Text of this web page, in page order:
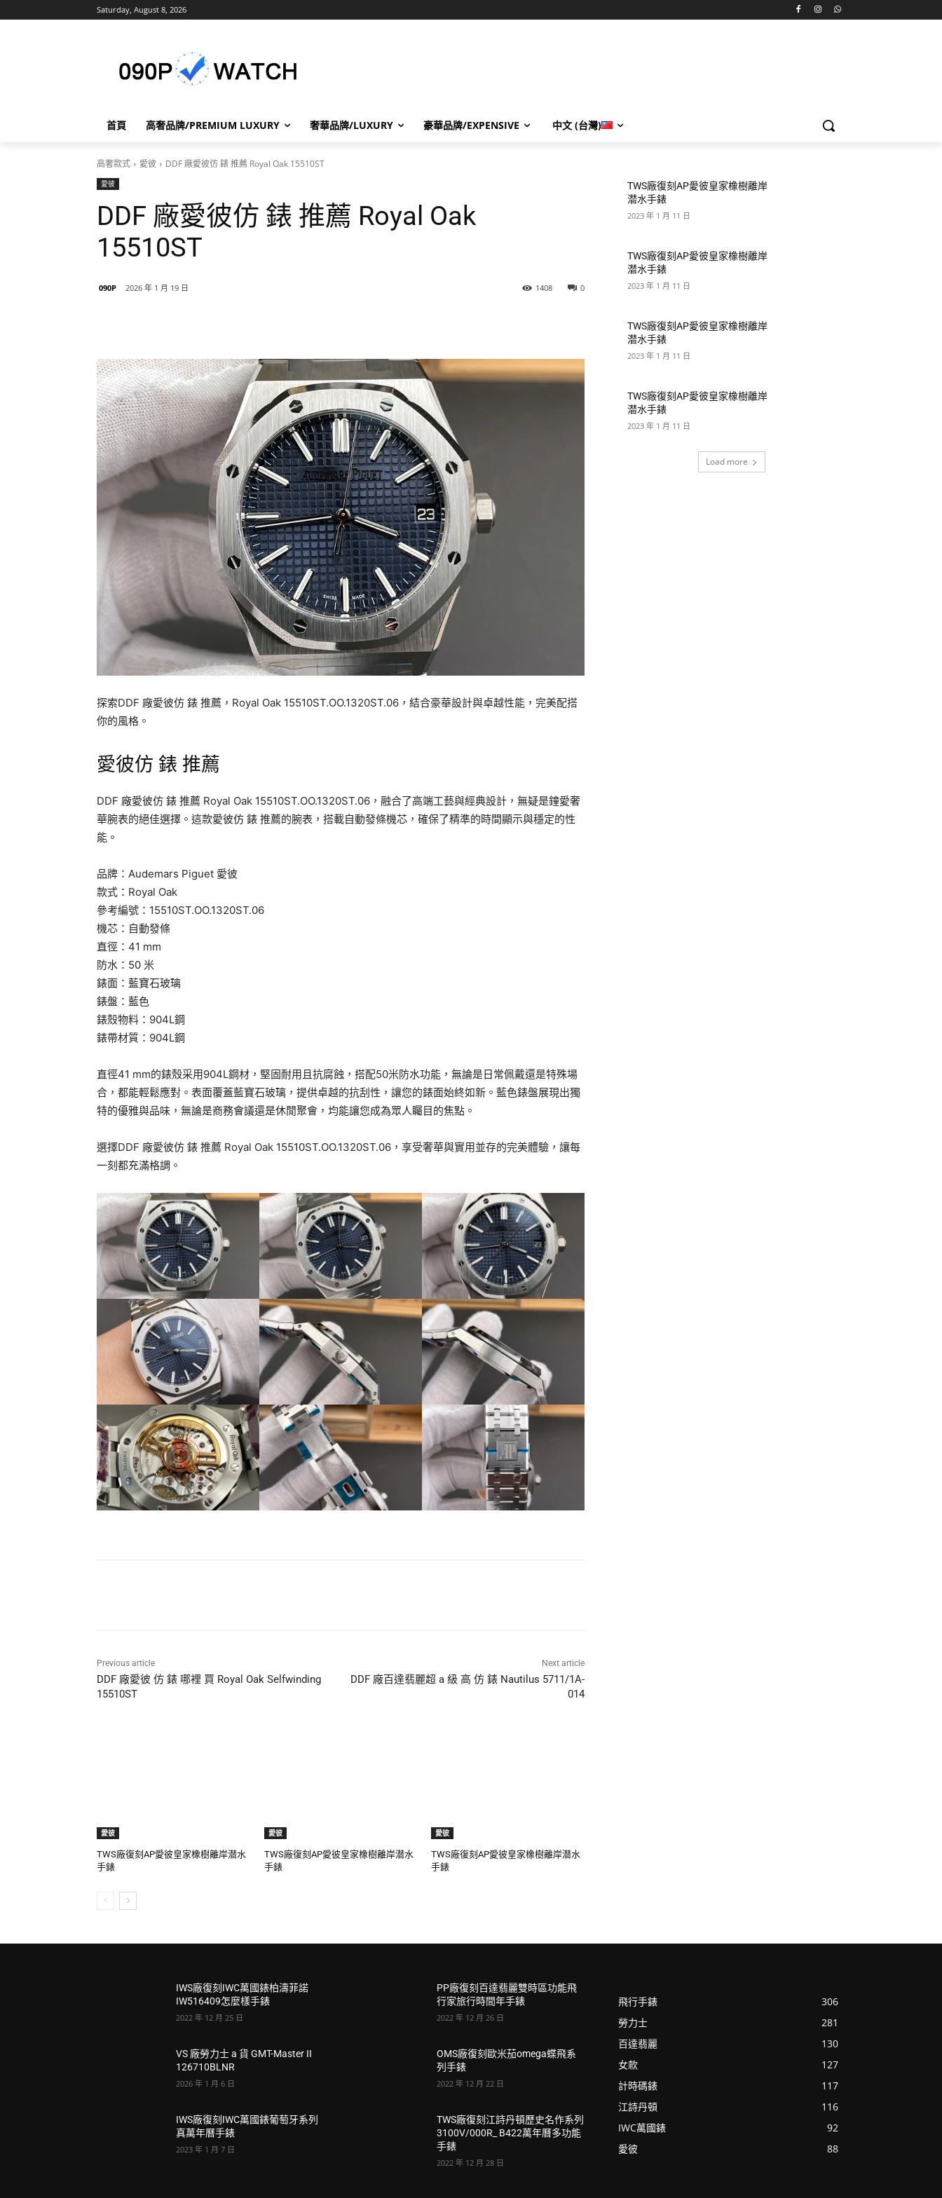
Saturday, August 8, 2026
首頁 高奢品牌/PREMIUM LUXURY 奢華品牌/LUXURY 豪華品牌/EXPENSIVE 中文 (台灣)
高奢款式 愛彼 DDF 廠愛彼仿 錶 推薦 Royal Oak 15510ST
愛彼
DDF 廠愛彼仿 錶 推薦 Royal Oak
15510ST
090P 2026 年 1 月 19 日 0
1408
探索DDF 廠愛彼仿 錶 推薦，Royal Oak 15510ST.OO.1320ST.06，結合豪華設計與卓越性能，完美配搭
你的風格。
愛彼仿 錶 推薦
DDF 廠愛彼仿 錶 推薦 Royal Oak 15510ST.OO.1320ST.06，融合了高端工藝與經典設計，無疑是鐘愛奢
華腕表的絕佳選擇。這款愛彼仿 錶 推薦的腕表，搭載自動發條機芯，確保了精準的時間顯示與穩定的性
能。
品牌：Audemars Piguet 愛彼
款式：Royal Oak
參考編號：15510ST.OO.1320ST.06
機芯：自動發條
直徑：41 mm
防水：50 米
錶面：藍寶石玻璃
錶盤：藍色
錶殼物料：904L鋼
錶帶材質：904L鋼
直徑41 mm的錶殼采用904L鋼材，堅固耐用且抗腐蝕，搭配50米防水功能，無論是日常佩戴還是特殊場
合，都能輕鬆應對。表面覆蓋藍寶石玻璃，提供卓越的抗刮性，讓您的錶面始終如新。藍色錶盤展現出獨
特的優雅與品味，無論是商務會議還是休閒聚會，均能讓您成為眾人矚目的焦點。
選擇DDF 廠愛彼仿 錶 推薦 Royal Oak 15510ST.OO.1320ST.06，享受奢華與實用並存的完美體驗，讓每
一刻都充滿格調。
Previous article
DDF 廠愛彼 仿 錶 哪裡 買 Royal Oak Selfwinding
15510ST
Next article
DDF 廠百達翡麗超 a 級 高 仿 錶 Nautilus 5711/1A-
014
愛彼
TWS廠復刻AP愛彼皇家橡樹離岸潜水
手錶
愛彼
TWS廠復刻AP愛彼皇家橡樹離岸潜水
手錶
愛彼
TWS廠復刻AP愛彼皇家橡樹離岸潜水
手錶
TWS廠復刻AP愛彼皇家橡樹離岸
潜水手錶
2023 年 1 月 11 日
TWS廠復刻AP愛彼皇家橡樹離岸
潜水手錶
2023 年 1 月 11 日
TWS廠復刻AP愛彼皇家橡樹離岸
潜水手錶
2023 年 1 月 11 日
TWS廠復刻AP愛彼皇家橡樹離岸
潜水手錶
2023 年 1 月 11 日
Load more
IWS廠復刻IWC萬國錶柏濤菲諾
IW516409怎麼樣手錶
2022 年 12 月 25 日
VS 廠勞力士 a 貨 GMT-Master II
126710BLNR
2026 年 1 月 6 日
IWS廠復刻IWC萬國錶葡萄牙系列
真萬年曆手錶
2023 年 1 月 7 日
PP廠復刻百達翡麗雙時區功能飛
行家旅行時間年手錶
2022 年 12 月 26 日
OMS廠復刻歐米茄omega蝶飛系
列手錶
2022 年 12 月 22 日
TWS廠復刻江詩丹頓歷史名作系列
3100V/000R_ B422萬年曆多功能
手錶
2022 年 12 月 28 日
飛行手錶
306
勞力士
281
百達翡麗
130
女款
127
計時碼錶
117
江詩丹頓
116
IWC萬國錶
92
愛彼
88